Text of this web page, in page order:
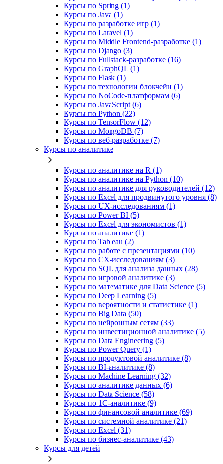
Курсы по Spring (1)
Курсы по Java (1)
Курсы по разработке игр (1)
Курсы по Laravel (1)
Курсы по Middle Frontend-разработке (1)
Курсы по Django (3)
Курсы по Fullstack‑разработке (16)
Курсы по GraphQL (1)
Курсы по Flask (1)
Курсы по технологии блокчейн (1)
Курсы по NoCode‑платформам (6)
Курсы по JavaScript (6)
Курсы по Python (22)
Курсы по TensorFlow (12)
Курсы по MongoDB (7)
Курсы по веб‑разработке (7)
Курсы по аналитике
Курсы по аналитике на R (1)
Курсы по аналитике на Python (10)
Курсы по аналитике для руководителей (12)
Курсы по Excel для продвинутого уровня (8)
Курсы по UX‑исследованиям (1)
Курсы по Power BI (5)
Курсы по Excel для экономистов (1)
Курсы по аналитике (1)
Курсы по Tableau (2)
Курсы по работе с презентациями (10)
Курсы по CX-исследованиям (3)
Курсы по SQL для анализа данных (28)
Курсы по игровой аналитике (3)
Курсы по математике для Data Science (5)
Курсы по Deep Learning (5)
Курсы по вероятности и статистике (1)
Курсы по Big Data (50)
Курсы по нейронным сетям (33)
Курсы по инвестиционной аналитике (5)
Курсы по Data Engineering (5)
Курсы по Power Query (1)
Курсы по продуктовой аналитике (8)
Курсы по BI‑аналитике (8)
Курсы по Machine Learning (32)
Курсы по аналитике данных (6)
Курсы по Data Science (58)
Курсы по 1С‑аналитике (9)
Курсы по финансовой аналитике (69)
Курсы по системной аналитике (21)
Курсы по Excel (31)
Курсы по бизнес‑аналитике (43)
Курсы для детей